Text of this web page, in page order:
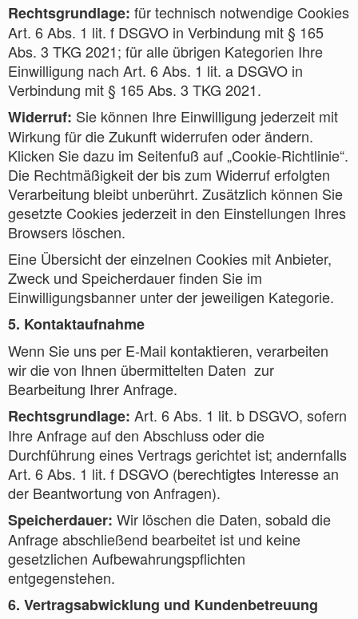
Rechtsgrundlage: für technisch notwendige Cookies
Art. 6 Abs. 1 lit. f DSGVO in Verbindung mit § 165
Abs. 3 TKG 2021; für alle übrigen Kategorien Ihre
Einwilligung nach Art. 6 Abs. 1 lit. a DSGVO in
Verbindung mit § 165 Abs. 3 TKG 2021.
Widerruf: Sie können Ihre Einwilligung jederzeit mit
Wirkung für die Zukunft widerrufen oder ändern.
Klicken Sie dazu im Seitenfuß auf „Cookie-Richtlinie“.
Die Rechtmäßigkeit der bis zum Widerruf erfolgten
Verarbeitung bleibt unberührt. Zusätzlich können Sie
gesetzte Cookies jederzeit in den Einstellungen Ihres
Browsers löschen.
Eine Übersicht der einzelnen Cookies mit Anbieter,
Zweck und Speicherdauer finden Sie im
Einwilligungsbanner unter der jeweiligen Kategorie.
5. Kontaktaufnahme
Wenn Sie uns per E-Mail kontaktieren, verarbeiten
wir die von Ihnen übermittelten Daten zur
Bearbeitung Ihrer Anfrage.
Rechtsgrundlage: Art. 6 Abs. 1 lit. b DSGVO, sofern
Ihre Anfrage auf den Abschluss oder die
Durchführung eines Vertrags gerichtet ist; andernfalls
Art. 6 Abs. 1 lit. f DSGVO (berechtigtes Interesse an
der Beantwortung von Anfragen).
Speicherdauer: Wir löschen die Daten, sobald die
Anfrage abschließend bearbeitet ist und keine
gesetzlichen Aufbewahrungspflichten
entgegenstehen.
6. Vertragsabwicklung und Kundenbetreuung